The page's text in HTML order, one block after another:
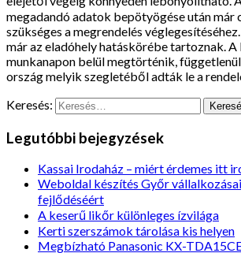
megadandó adatok bepötyögése után már
szükséges a megrendelés
már az eladóhely hatáskörébe tartoznak.
munkanapon belül megtörténik,
ország melyik szegletéből adták le a
Keresés:
Legutóbbi bejegyzések
Kassai Irodaház – miért érdemes itt
Weboldal készítés Győr
fejlődéséért
A keserű likőr különleges ízvilága
Kerti szerszámok tárolása kis helyen
Megbízható Panasonic KX-